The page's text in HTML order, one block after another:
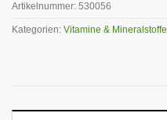
Artikelnummer: 530056
Kategorien: Vitamine & Mineralstoffe